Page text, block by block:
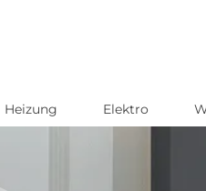
Heizung Elektro